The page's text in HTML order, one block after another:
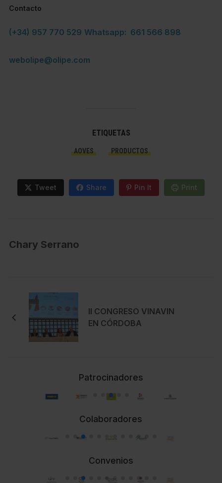
Contacto
(+34) 957 770 529 Whatsapp: 661 566 898
webolipe@olipe.com
ETIQUETAS
AOVES PRODUCTOS
Tweet Share Pin It Print
Chary Serrano
II CONGRESO VINAVIN
EN CÓRDOBA
Patrocinadores
Colaboradores
Convenios